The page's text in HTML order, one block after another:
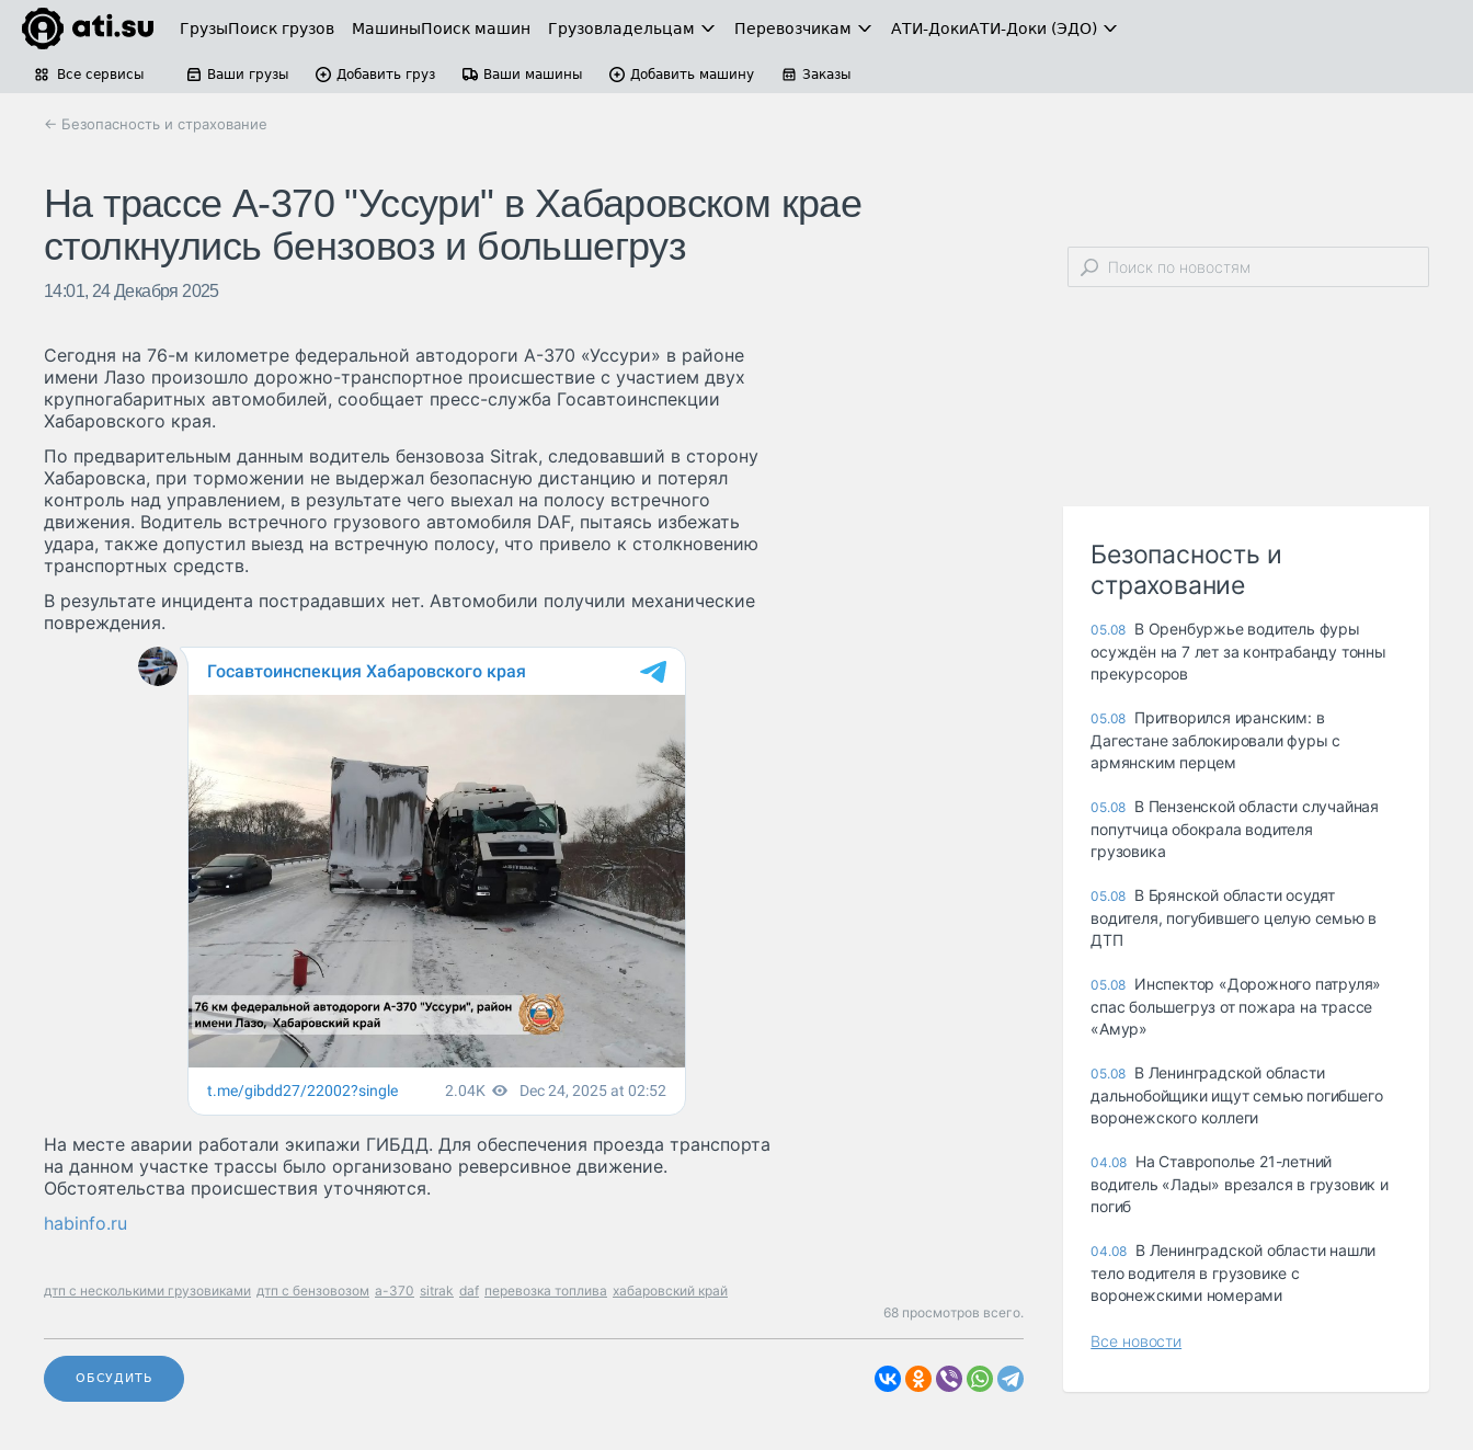
ГрузыПоиск грузов МашиныПоиск машин Грузовладельцам Перевозчикам АТИ-ДокиАТИ-Доки (ЭДО)
Все сервисы Ваши грузы Добавить груз Ваши машины Добавить машину Заказы
← Безопасность и страхование
На трассе А-370 "Уссури" в Хабаровском крае
столкнулись бензовоз и большегруз
14:01, 24 Декабря 2025
Сегодня на 76-м километре федеральной автодороги А-370 «Уссури» в районе
имени Лазо произошло дорожно-транспортное происшествие с участием двух
крупногабаритных автомобилей, сообщает пресс-служба Госавтоинспекции
Хабаровского края.
По предварительным данным водитель бензовоза Sitrak, следовавший в сторону
Хабаровска, при торможении не выдержал безопасную дистанцию и потерял
контроль над управлением, в результате чего выехал на полосу встречного
движения. Водитель встречного грузового автомобиля DAF, пытаясь избежать
удара, также допустил выезд на встречную полосу, что привело к столкновению
транспортных средств.
В результате инцидента пострадавших нет. Автомобили получили механические
повреждения.
На месте аварии работали экипажи ГИБДД. Для обеспечения проезда транспорта
на данном участке трассы было организовано реверсивное движение.
Обстоятельства происшествия уточняются.
habinfo.ru
дтп с несколькими грузовиками дтп с бензовозом а-370 sitrak daf перевозка топлива хабаровский край
68 просмотров всего.
ОБСУДИТЬ
Безопасность и
страхование
05.08 В Оренбуржье водитель фуры
осуждён на 7 лет за контрабанду тонны
прекурсоров
05.08 Притворился иранским: в
Дагестане заблокировали фуры с
армянским перцем
05.08 В Пензенской области случайная
попутчица обокрала водителя
грузовика
05.08 В Брянской области осудят
водителя, погубившего целую семью в
ДТП
05.08 Инспектор «Дорожного патруля»
спас большегруз от пожара на трассе
«Амур»
05.08 В Ленинградской области
дальнобойщики ищут семью погибшего
воронежского коллеги
04.08 На Ставрополье 21-летний
водитель «Лады» врезался в грузовик и
погиб
04.08 В Ленинградской области нашли
тело водителя в грузовике с
воронежскими номерами
Все новости